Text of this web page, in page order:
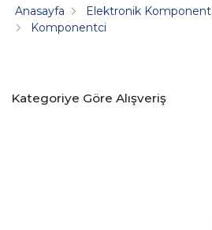
Anasayfa Elektronik Komponent
Komponentci
Kategoriye Göre Alışveriş